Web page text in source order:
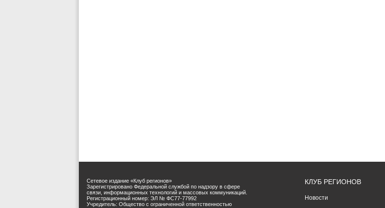
Сетевое издание «Клуб регионов»
Зарегистрировано Федеральной службой по надзору в сфере
связи, информационных технологий и массовых коммуникаций.
Регистрационный номер: ЭЛ № ФС77-77992
Учредитель: Общество с ограниченной ответственностью
КЛУБ РЕГИОНОВ
Новости